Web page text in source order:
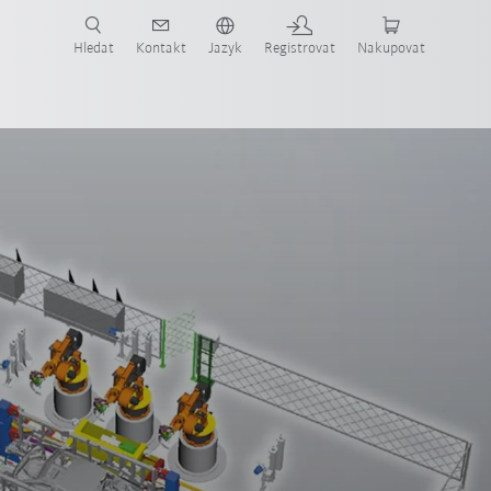
Hledat Kontakt Jazyk Registrovat Nakupovat